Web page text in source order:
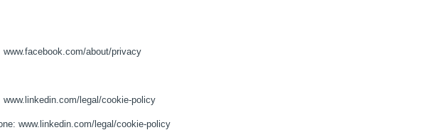
www.facebook.com/about/privacy
www.linkedin.com/legal/cookie-policy
www.linkedin.com/legal/cookie-policy